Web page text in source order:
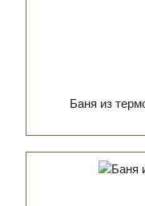
Баня из